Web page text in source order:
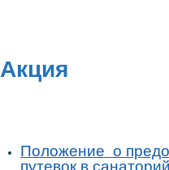
Акция
Положение о
путевок в